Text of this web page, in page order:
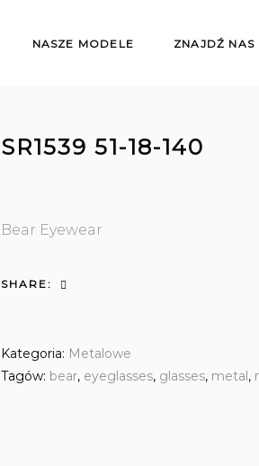
NASZE MODELE ZNAJDŹ NAS
SR1539 51-18-140
Bear Eyewear
SHARE:
Kategoria: Metalowe
Tagów: bear, eyeglasses, glasses, metal,